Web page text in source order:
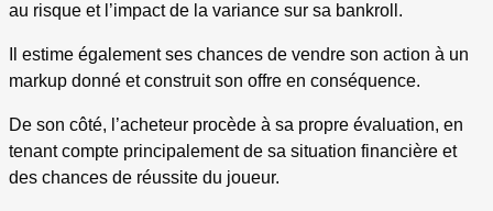
au risque et l’impact de la variance sur sa bankroll.
Il estime également ses chances de vendre son action à un
markup donné et construit son offre en conséquence.
De son côté, l’acheteur procède à sa propre évaluation, en
tenant compte principalement de sa situation financière et
des chances de réussite du joueur.